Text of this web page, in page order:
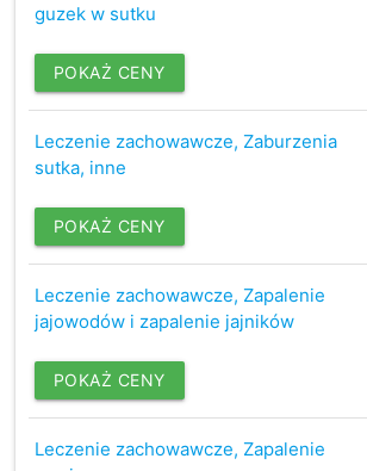
guzek w sutku
POKAŻ CENY
Leczenie zachowawcze, Zaburzenia
sutka, inne
POKAŻ CENY
Leczenie zachowawcze, Zapalenie
jajowodów i zapalenie jajników
POKAŻ CENY
Leczenie zachowawcze, Zapalenie